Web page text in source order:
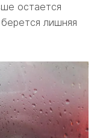
остается
лишняя